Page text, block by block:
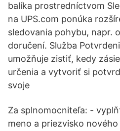
balíka prostredníctvom
na UPS.com ponúka
sledovania pohybu, napr.
doručení. Služba
umožňuje zistiť, kedy
určenia a vytvoriť si
svoje
Za splnomocniteľa: -
meno a priezvisko